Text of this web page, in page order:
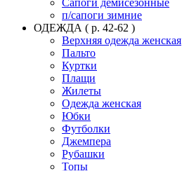
Сапоги демисезонные
п/сапоги зимние
ОДЕЖДА ( р. 42-62 )
Верхняя одежда женская
Пальто
Куртки
Плащи
Жилеты
Одежда женская
Юбки
Футболки
Джемпера
Рубашки
Топы